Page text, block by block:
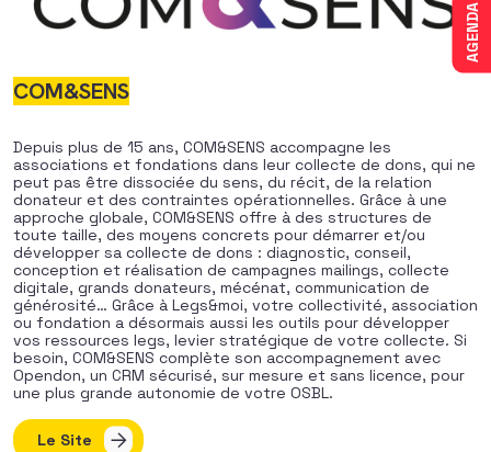
AGENDA
COM&SENS
Depuis plus de 15 ans, COM&SENS accompagne les
associations et fondations dans leur collecte de dons, qui ne
peut pas être dissociée du sens, du récit, de la relation
donateur et des contraintes opérationnelles. Grâce à une
approche globale, COM&SENS offre à des structures de
toute taille, des moyens concrets pour démarrer et/ou
développer sa collecte de dons : diagnostic, conseil,
conception et réalisation de campagnes mailings, collecte
digitale, grands donateurs, mécénat, communication de
générosité… Grâce à Legs&moi, votre collectivité, association
ou fondation a désormais aussi les outils pour développer
vos ressources legs, levier stratégique de votre collecte. Si
besoin, COM&SENS complète son accompagnement avec
Opendon, un CRM sécurisé, sur mesure et sans licence, pour
une plus grande autonomie de votre OSBL.
Le Site